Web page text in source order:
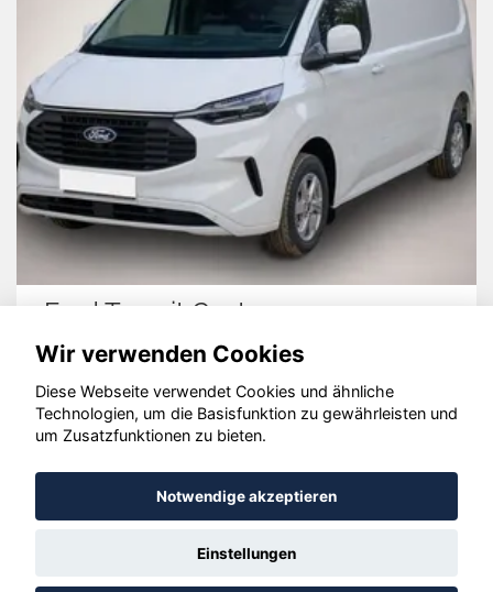
Ford Transit Custom
© konjunkturmotor.de GmbH 2020 - 2026
Wir verwenden Cookies
Diese Webseite verwendet Cookies und ähnliche
Technologien, um die Basisfunktion zu gewährleisten und
um Zusatzfunktionen zu bieten.
Notwendige akzeptieren
Einstellungen